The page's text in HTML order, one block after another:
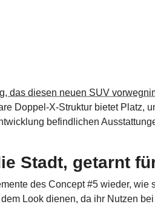
das diesen neuen SUV
Doppel-X-Struktur bietet Platz,
befindlichen
Stadt, getarnt
des Concept #5 wieder, wie
Look dienen, da ihr Nutzen